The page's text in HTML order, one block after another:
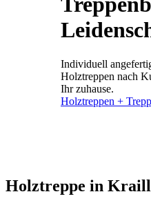
Individuell
Holztreppen nach
Ihr zuhause.
Holztreppen +
Holztreppe in